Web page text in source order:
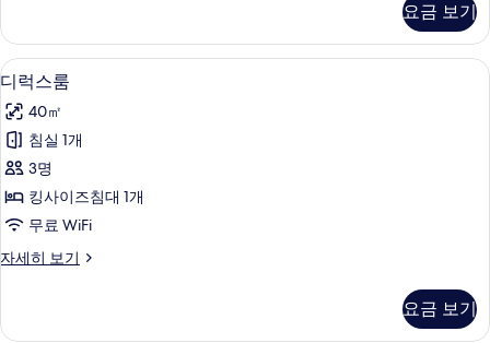
모
두
보
기
라
스
(Nicoletta)
자
세
히
보
기
요금 보기
디
럭
스
룸
사
진
두
기
고급 침구, 오리/거위털 이불, 미니바,
5
디럭스룸
40㎡
침실 1개
3명
킹사이즈침대 1개
무료 WiFi
자세히 보기
디
자
요금 보기